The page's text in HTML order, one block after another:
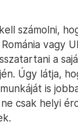
számolni,
vagy
a
Úgy látja,
is
csak helyi